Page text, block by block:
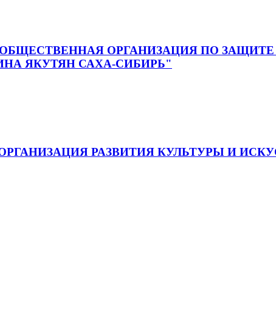
ОРГАНИЗАЦИЯ ПО
ЯКУТЯН САХА-СИБИРЬ"
РАЗВИТИЯ КУЛЬТУРЫ И